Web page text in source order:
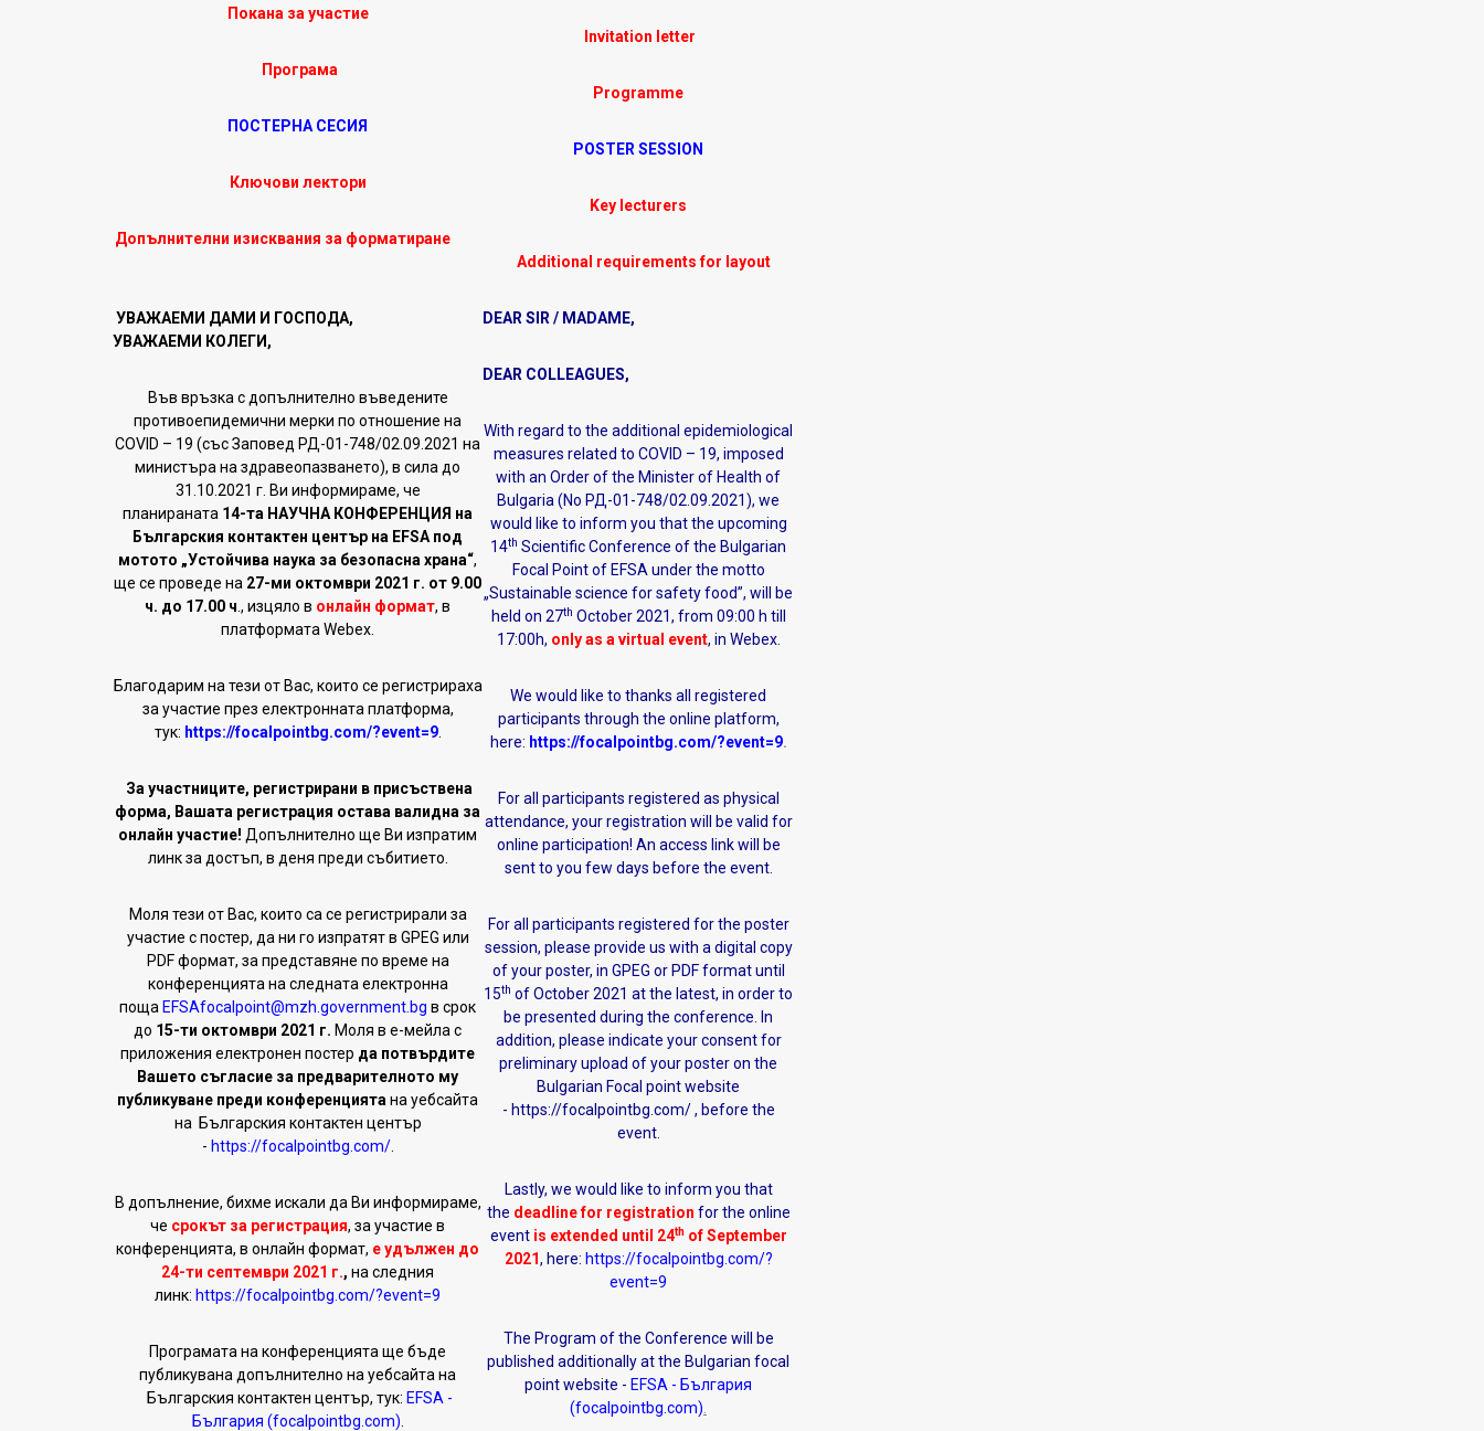
Покана за участие
Програма
ПОСТЕРНА СЕСИЯ
Ключови лектори
Допълнителни изисквания за форматиране
УВАЖАЕМИ ДАМИ И ГОСПОДА,
УВАЖАЕМИ КОЛЕГИ,
Във връзка с допълнително въведените
противоепидемични мерки по отношение на
COVID – 19 (със Заповед РД-01-748/02.09.2021 на
министъра на здравеопазването), в сила до
31.10.2021 г. Ви информираме, че
планираната 14-та НАУЧНА КОНФЕРЕНЦИЯ на
Българския контактен център на EFSA под
мотото „Устойчива наука за безопасна храна“,
ще се проведе на 27-ми октомври 2021 г. от 9.00
ч. до 17.00 ч ., изцяло в онлайн формат, в
платформата Webex.
Благодарим на тези от Вас, които се регистрираха
за участие през електронната платформа,
тук: https://focalpointbg.com/?event=9.
За участниците, регистрирани в присъствена
форма, Вашата регистрация остава валидна за
онлайн участие! Допълнително ще Ви изпратим
линк за достъп, в деня преди събитието.
Моля тези от Вас, които са се регистрирали за
участие с постер, да ни го изпратят в GPEG или
PDF формат, за представяне по време на
конференцията на следната електронна
поща EFSAfocalpoint@mzh.government.bg в срок
до 15-ти октомври 2021 г. Моля в е-мейла с
приложения електронен постер да потвърдите
Вашето съгласие за предварителното му
публикуване преди конференцията на уебсайта
на Българския контактен център
- https://focalpointbg.com/.
В допълнение, бихме искали да Ви информираме,
че срокът за регистрация, за участие в
конференцията, в онлайн формат, е удължен до
24-ти септември 2021 г., на следния
линк: https://focalpointbg.com/?event=9
Програмата на конференцията ще бъде
публикувана допълнително на уебсайта на
Българския контактен център, тук: EFSA -
България (focalpointbg.com)
Invitation letter
Programme
POSTER SESSION
Key lecturers
Additional requirements for layout
DEAR SIR / MADAME,
DEAR COLLEAGUES,
With regard to the additional epidemiological
measures related to COVID – 19, imposed
with an Order of the Minister of Health of
Bulgaria (No РД-01-748/02.09.2021), we
would like to inform you that the upcoming
14th Scientific Conference of the Bulgarian
Focal Point of EFSA under the motto
„Sustainable science for safety food”, will be
held on 27th October 2021, from 09:00 h till
17:00h, only as a virtual event, in Webex.
We would like to thanks all registered
participants through the online platform,
here: https://focalpointbg.com/?event=9.
For all participants registered as physical
attendance, your registration will be valid for
online participation! An access link will be
sent to you few days before the event.
For all participants registered for the poster
session, please provide us with a digital copy
of your poster, in GPEG or PDF format until
15th of October 2021 at the latest, in order to
be presented during the conference. In
addition, please indicate your consent for
preliminary upload of your poster on the
Bulgarian Focal point website
- https://focalpointbg.com/, before the
event.
Lastly, we would like to inform you that
the deadline for registration for the online
event is extended until 24thof September
2021, here: https://focalpointbg.com/?
event=9
The Program of the Conference will be
published additionally at the Bulgarian focal
point website - EFSA - България
(focalpointbg.com)